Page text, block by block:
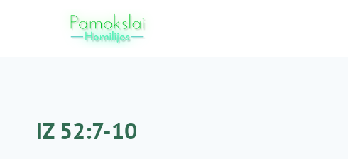
IZ 52:7-10